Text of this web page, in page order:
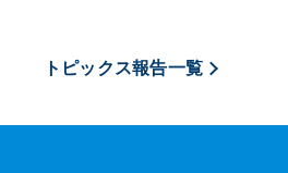
トピックス報告一覧